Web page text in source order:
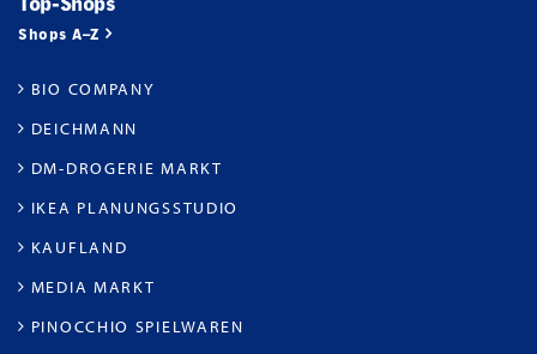
Shops A–Z
BIO COMPANY
DEICHMANN
DM-DROGERIE MARKT
IKEA PLANUNGSSTUDIO
KAUFLAND
MEDIA MARKT
PINOCCHIO SPIELWAREN